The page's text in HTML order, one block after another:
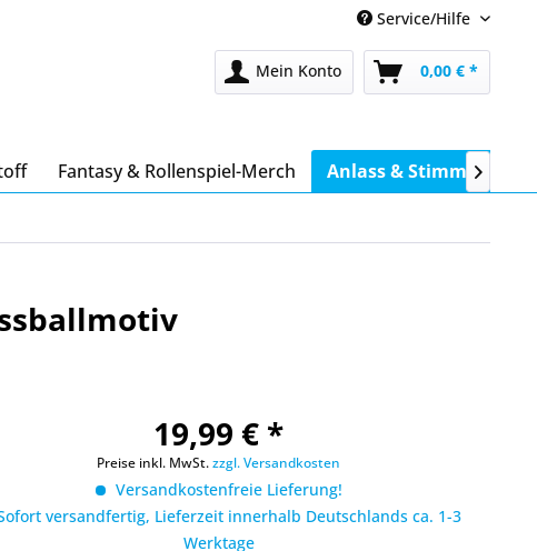
Service/Hilfe
Mein Konto 0,00 € *
Fantasy & Rollenspiel-Merch Anlass & Stimmung

19,99 € *
Preise inkl. MwSt.zzgl. Versandkosten
Versandkostenfreie Lieferung!
versandfertig, Lieferzeit innerhalb Deutschlands ca. 1-3
Werktage